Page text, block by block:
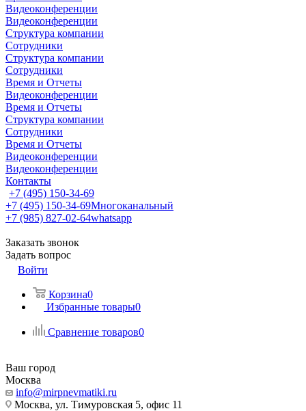
Видеоконференции
Видеоконференции
Структура компании
Сотрудники
Структура компании
Сотрудники
Время и Отчеты
Видеоконференции
Время и Отчеты
Структура компании
Сотрудники
Время и Отчеты
Видеоконференции
Видеоконференции
Контакты
+7 (495) 150-34-69
+7 (495) 150-34-69Многоканальный
+7 (985) 827-02-64whatsapp
Заказать звонок
Задать вопрос
Войти
Корзина0
Избранные товары0
Сравнение товаров0
Ваш город
Москва
info@mirpnevmatiki.ru
Москва, ул. Тимуровская 5, офис 11